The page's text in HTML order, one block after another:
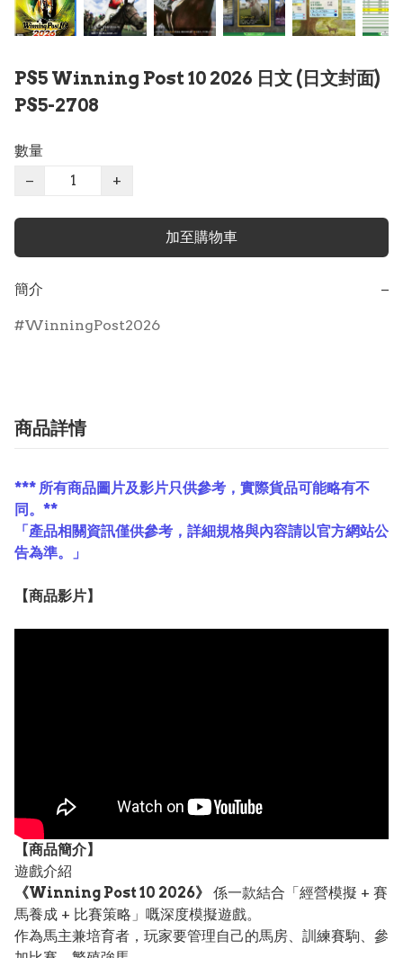
PS5 Winning Post 10 2026 日文 (日文封面)
PS5-2708
數量
−
+
加至購物車
簡介 −
WinningPost2026
商品詳情
*** 所有商品圖片及影片只供參考，實際貨品可能略有不
同。**
「產品相關資訊僅供參考，詳細規格與內容請以官方網站公
告為準。」
【商品影片】
【商品簡介】
遊戲介紹
《Winning Post 10 2026》
係一款結合「經營模擬 + 賽
馬養成 + 比賽策略」嘅深度模擬遊戲。
作為馬主兼培育者，玩家要管理自己的馬房、訓練賽駒、參